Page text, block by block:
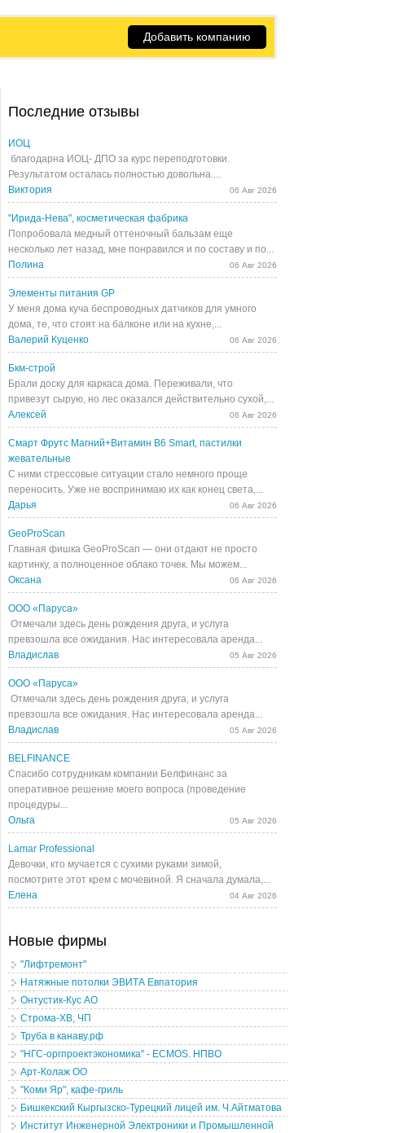
Добавить компанию
Последние отзывы
ИОЦ
благодарна ИОЦ- ДПО за курс переподготовки.
Результатом осталась полностью довольна....
Виктория
06 Авг 2026
"Ирида-Нева", косметическая фабрика
Попробовала медный оттеночный бальзам еще
несколько лет назад, мне понравился и по составу и по...
Полина
06 Авг 2026
Элементы питания GP
У меня дома куча беспроводных датчиков для умного
дома, те, что стоят на балконе или на кухне,...
Валерий Куценко
06 Авг 2026
Бкм-строй
Брали доску для каркаса дома. Переживали, что
привезут сырую, но лес оказался действительно сухой,...
Алексей
06 Авг 2026
Смарт Фрутс Магний+Витамин В6 Smart, пастилки
жевательные
С ними стрессовые ситуации стало немного проще
переносить. Уже не воспринимаю их как конец света,...
Дарья
06 Авг 2026
GeoProScan
Главная фишка GeoProScan — они отдают не просто
картинку, а полноценное облако точек. Мы можем...
Оксана
06 Авг 2026
ООО «Паруса»
Отмечали здесь день рождения друга, и услуга
превзошла все ожидания. Нас интересовала аренда...
Владислав
05 Авг 2026
ООО «Паруса»
Отмечали здесь день рождения друга, и услуга
превзошла все ожидания. Нас интересовала аренда...
Владислав
05 Авг 2026
BELFINANCE
Спасибо сотрудникам компании Белфинанс за
оперативное решение моего вопроса (проведение
процедуры...
Ольга
05 Авг 2026
Lamar Professional
Девочки, кто мучается с сухими руками зимой,
посмотрите этот крем с мочевиной. Я сначала думала,...
Елена
04 Авг 2026
Новые фирмы
"Лифтремонт"
Натяжные потолки ЭВИТА Евпатория
Онтустик-Кус АО
Строма-ХВ, ЧП
Труба в канаву.рф
"НГС-оргпроектэкономика" - ECMOS. НПВО
Арт-Колаж ОО
"Коми Яр", кафе-гриль
Бишкекский Кыргызско-Турецкий лицей им. Ч.Айтматова
Институт Инженерной Электроники и Промышленной